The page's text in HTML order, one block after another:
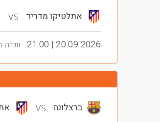
אתלטיקו מדריד VS
20.09.2026 | 21:00
ברצלונה VS